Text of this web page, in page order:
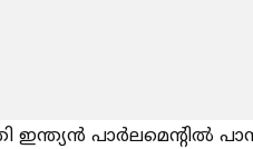
പാർലമെന്റില്‍